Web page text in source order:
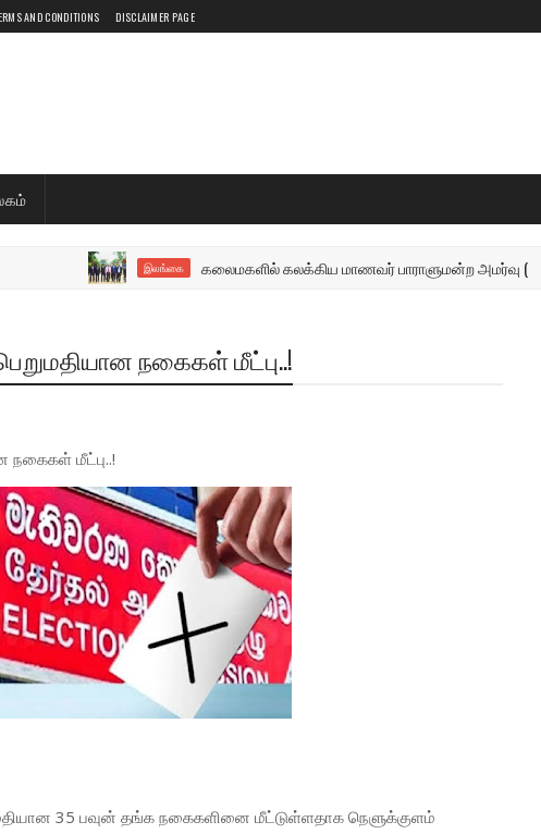
AND CONDITIONS DISCLAIMER PAGE
இலங்கை கலைமகளில் கலக்கிய மாணவர் பாராளுமன்ற அமர்வு (
நகைகள் மீட்பு..!
நகைகள் மீட்பு..!
35 பவுன் தங்க நகைகளினை மீட்டுள்ளதாக நெளுக்குளம்